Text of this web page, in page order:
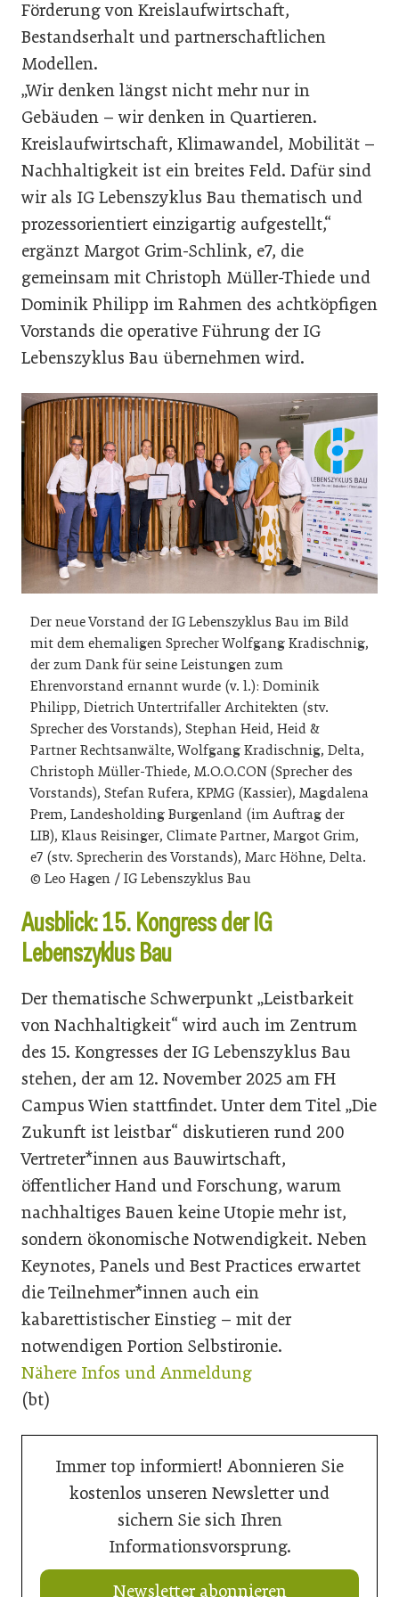
Förderung von Kreislaufwirtschaft,
Bestandserhalt und partnerschaftlichen
Modellen.
„Wir denken längst nicht mehr nur in
Gebäuden – wir denken in Quartieren.
Kreislaufwirtschaft, Klimawandel, Mobilität –
Nachhaltigkeit ist ein breites Feld. Dafür sind
wir als IG Lebenszyklus Bau thematisch und
prozessorientiert einzigartig aufgestellt,“
ergänzt Margot Grim-Schlink, e7, die
gemeinsam mit Christoph Müller-Thiede und
Dominik Philipp im Rahmen des achtköpfigen
Vorstands die operative Führung der IG
Lebenszyklus Bau übernehmen wird.
Der neue Vorstand der IG Lebenszyklus Bau im Bild
mit dem ehemaligen Sprecher Wolfgang Kradischnig,
der zum Dank für seine Leistungen zum
Ehrenvorstand ernannt wurde (v. l.): Dominik
Philipp, Dietrich Untertrifaller Architekten (stv.
Sprecher des Vorstands), Stephan Heid, Heid &
Partner Rechtsanwälte, Wolfgang Kradischnig, Delta,
Christoph Müller-Thiede, M.O.O.CON (Sprecher des
Vorstands), Stefan Rufera, KPMG (Kassier), Magdalena
Prem, Landesholding Burgenland (im Auftrag der
LIB), Klaus Reisinger, Climate Partner, Margot Grim,
e7 (stv. Sprecherin des Vorstands), Marc Höhne, Delta.
© Leo Hagen / IG Lebenszyklus Bau
Ausblick: 15. Kongress der IG
Lebenszyklus Bau
Der thematische Schwerpunkt „Leistbarkeit
von Nachhaltigkeit“ wird auch im Zentrum
des 15. Kongresses der IG Lebenszyklus Bau
stehen, der am 12. November 2025 am FH
Campus Wien stattfindet. Unter dem Titel „Die
Zukunft ist leistbar“ diskutieren rund 200
Vertreter*innen aus Bauwirtschaft,
öffentlicher Hand und Forschung, warum
nachhaltiges Bauen keine Utopie mehr ist,
sondern ökonomische Notwendigkeit. Neben
Keynotes, Panels und Best Practices erwartet
die Teilnehmer*innen auch ein
kabarettistischer Einstieg – mit der
notwendigen Portion Selbstironie.
Nähere Infos und Anmeldung
(bt)
Immer top informiert! Abonnieren Sie
kostenlos unseren Newsletter und
sichern Sie sich Ihren
Informationsvorsprung.
Newsletter abonnieren